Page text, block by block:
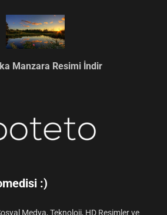
Manzara Resimi İndir
:)
Medya, Teknoloji, HD Resimler ve